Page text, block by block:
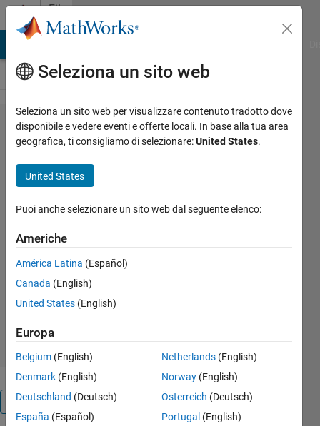
Vai al contenuto
File
Exchange
Single-
phase
working only in MATLAB 2017 and
higher version of MATLAB
Dr. Abid Mansuri
Versione 4.2.1
(31,4 KB)
1,6K download
4,80/5
Panoramica
Seleziona un sito web
Seleziona un sito web per visualizzare contenuto tradotto dove
disponibile e vedere eventi e offerte locali. In base alla tua area
geografica, ti consigliamo di selezionare:United States.
United States
Puoi anche selezionare un sito web dal seguente elenco:
Americhe
América Latina (Español)
Canada (English)
United States (English)
Europa
Belgium (English)
Denmark (English)
Deutschland (Deutsch)
España (Español)
Netherlands (English)
Norway (English)
Österreich (Deutsch)
Portugal (English)